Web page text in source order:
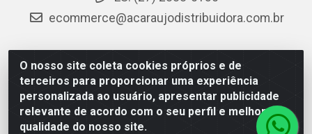
O nosso site coleta cookies próprios e de
terceiros para proporcionar uma experiência
personalizada ao usuário, apresentar publicidade
relevante de acordo com o seu perfil e melhorar a
qualidade do nosso site.
ecommerce@acaraujodistribuidora.com.br
AC Araujo Distribuidora - Rua Carneiro de Campos, 42 -
São Cristóvão, Rio de Janeiro/RJ - CEP 20.920-410 -
CNPJ 08.744.753/0003-85